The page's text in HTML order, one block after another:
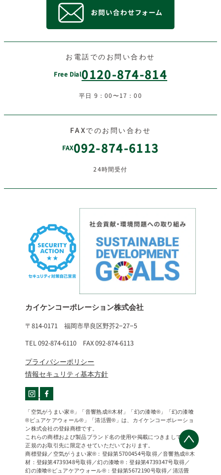
お電話でのお問い合わせ
Free Dial0120-874-814
平日 9：00〜17：00
FAXでのお問い合わせ
FAX092-874-6113
24時間受付
カイケンコーポレーション株式会社
〒814-0171 福岡市早良区野芥2−27−5
TEL 092-874-6110 FAX 092-874-6113
プライバシーポリシー
情報セキュリティ基本方針
「空気がうまい家®」「音響熟成®木材」「幻の漆喰®」「幻の漆喰
®ピュアケアウォール®」「清活畳®」は、カイケンコーポレーショ
ン株式会社の登録商標です。
これらの商標および製品ブランド名の使用や掲載につきましては、
正規のお取引先に限定させていただいております。
商標登録／空気がうまい家®：登録第5700454号取得／音響熟成®木
材：登録第4739348号取得／幻の漆喰®：登録第4739347号取得／
幻の漆喰®ピュアケアウォール®：登録第5672190号取得／清活畳